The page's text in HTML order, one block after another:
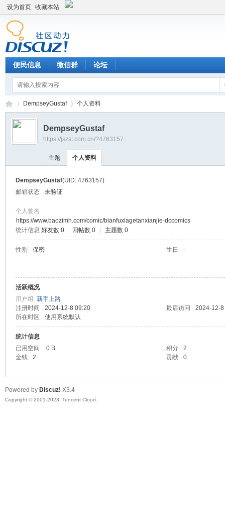
设为首页 收藏本站
便民信息 微信群 论坛
›
DempseyGustaf 个人资料
DempseyGustaf
https://jszst.com.cn/?4763157
主题 个人资料
DempseyGustaf(UID: 4763157)
邮箱状态
未验证
个人签名
https://www.baozimh.com/comic/bianfuxiagetanxianjie-dccomics
统计信息 好友数 0 回帖数 0 主题数 0
性别 保密 生日 -
活跃概况
用户组 新手上路
注册时间
2024-12-8 09:20 最后访问
2024-12-
所在时区
使用系统默认
统计信息
已用空间
0 B 积分
2
金钱
2 贡献 0
Powered by Discuz! X3.4
Copyright © 2001-2023, Tencent Cloud.